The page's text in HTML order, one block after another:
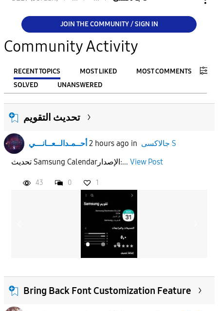
JOIN THE COMMUNITY / SIGN IN
Community Activity
RECENT TOPICS MOST LIKED
MOST COMMENTS
SOLVED
UNANSWERED
FILTER:
From
To
تحديث التقويم
أحــمـدالــعــانـــي 2 hours ago in
جالاكسى S
تحديث Samsung Calendarالإصدار:... View Post
43 0 1
Bring Back Font Customization Feature